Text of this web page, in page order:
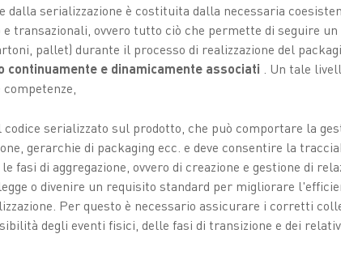
dalla serializzazione è costituita dalla necessaria
transazionali, ovvero tutto ciò che permette di seguire
pallet) durante il processo di realizzazione del
continuamente e dinamicamente associati
. Un tale
serializzato sul prodotto, che può comportare la
gerarchie di packaging ecc. e deve consentire la
fasi di aggregazione, ovvero di creazione e gestione di
o divenire un requisito standard per migliorare
Per questo è necessario assicurare i corretti
degli eventi fisici, delle fasi di transizione e dei